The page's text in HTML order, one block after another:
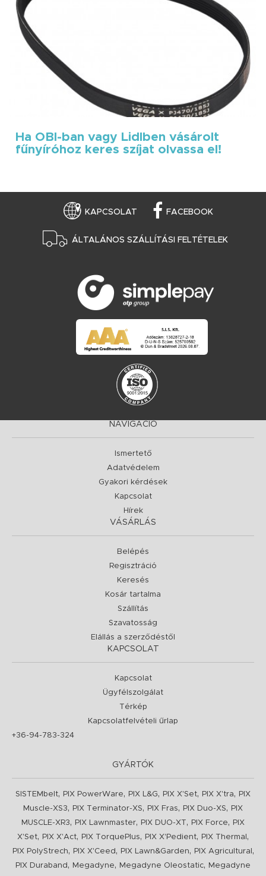
Ha OBI-ban vagy Lidlben vásárolt
fűnyíróhoz keres szíjat olvassa el!
KAPCSOLAT FACEBOOK
ÁLTALÁNOS SZÁLLÍTÁSI FELTÉTELEK
NAVIGÁCIÓ
Ismertető
Adatvédelem
Gyakori kérdések
Kapcsolat
Hírek
VÁSÁRLÁS
Belépés
Regisztráció
Keresés
Kosár tartalma
Szállítás
Szavatosság
Elállás a szerződéstől
KAPCSOLAT
Kapcsolat
Ügyfélszolgálat
Térkép
Kapcsolatfelvételi űrlap
+36-94-783-324
GYÁRTÓK
SISTEMbelt, PIX PowerWare, PIX L&G, PIX X'Set, PIX X'tra,
PIX
Muscle-XS3, PIX Terminator-XS, PIX Fras, PIX Duo-XS,
PIX
MUSCLE-XR3, PIX Lawnmaster, PIX DUO-XT , PIX Force,
PIX
X'Set, PIX X'Act, PIX TorquePlus, PIX X'Pedient, PIX Thermal ,
PIX PolyStrech, PIX X'Ceed , PIX Lawn&Garden, PIX Agricultural ,
PIX Duraband , Megadyne, Megadyne Oleostatic, Megadyne